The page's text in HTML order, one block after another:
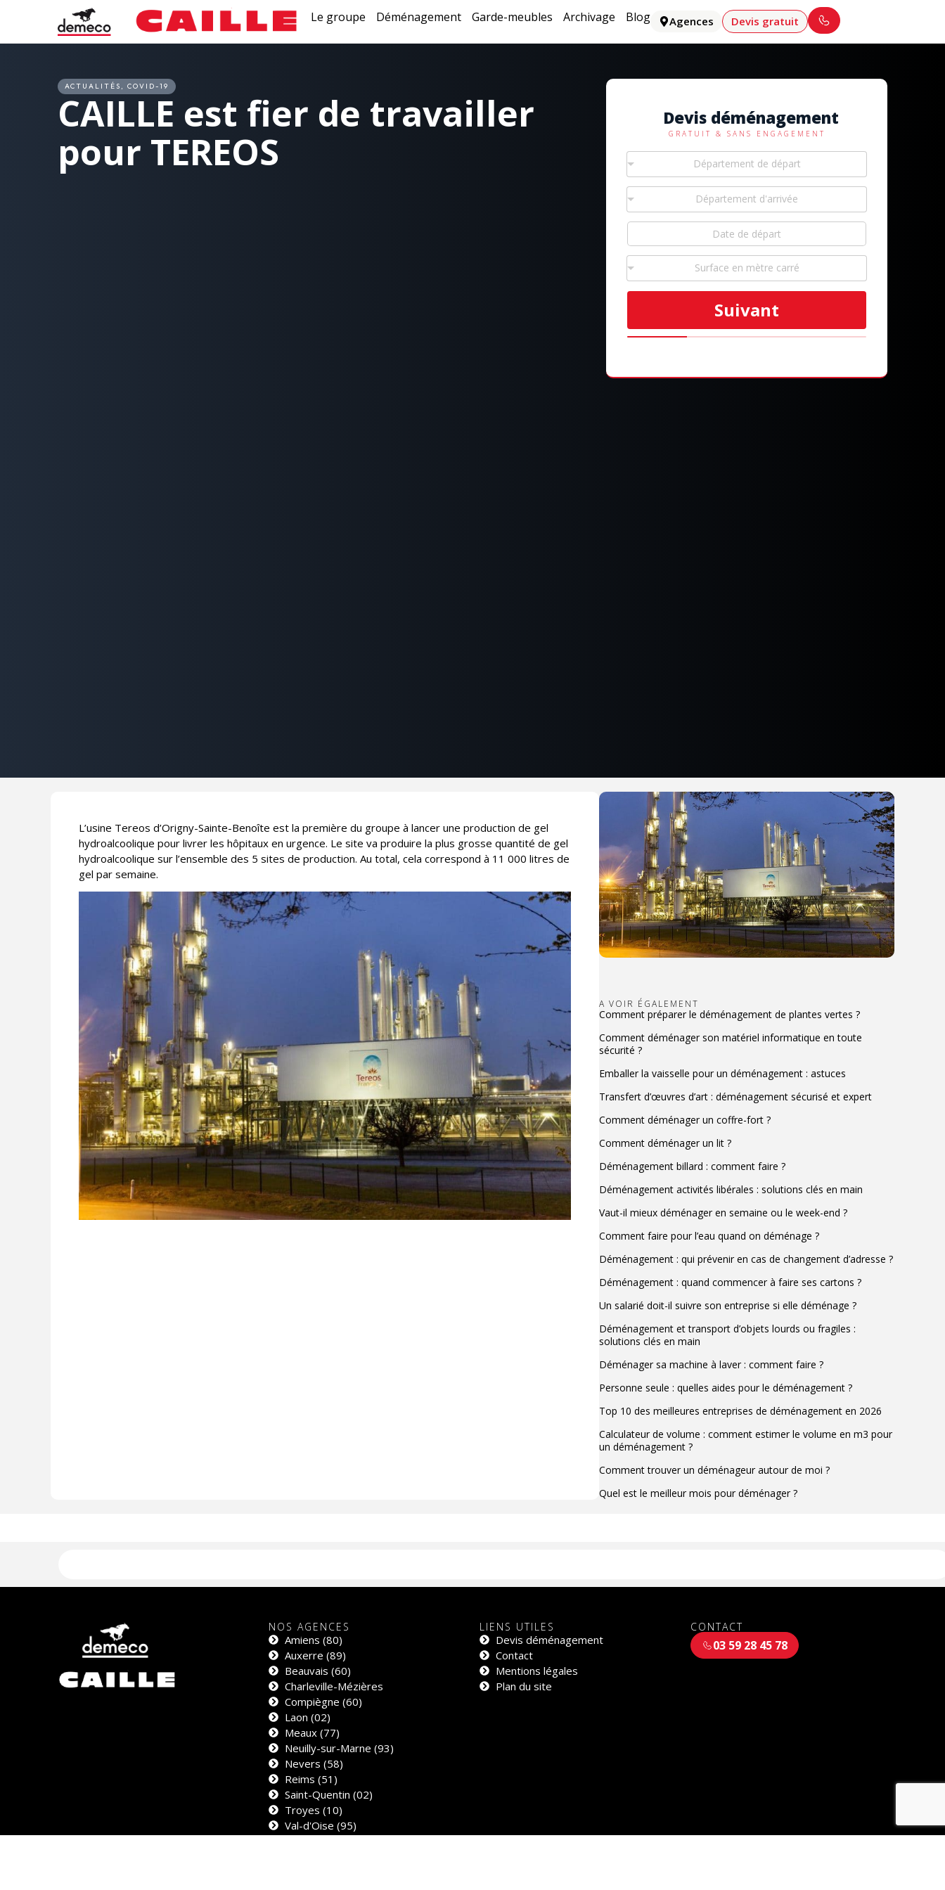
Le groupe Déménagement Garde-meubles Archivage Blog Agences Devis gratuit
ACTUALITÉS , COVID-19
CAILLE est fier de travailler
pour TEREOS
Devis déménagement
GRATUIT & SANS ENGAGEMENT
Département de départ
Département d'arrivée
Surface en mètre carré
Suivant
L’usine Tereos d’Origny-Sainte-Benoîte est la première du groupe à lancer une production de gel
hydroalcoolique pour livrer les hôpitaux en urgence. Le site va produire la plus grosse quantité de gel
hydroalcoolique sur l’ensemble des 5 sites de production. Au total, cela correspond à 11 000 litres de
gel par semaine.
A VOIR ÉGALEMENT
Comment préparer le déménagement de plantes vertes ?
Comment déménager son matériel informatique en toute
sécurité ?
Emballer la vaisselle pour un déménagement : astuces
Transfert d’œuvres d’art : déménagement sécurisé et expert
Comment déménager un coffre-fort ?
Comment déménager un lit ?
Déménagement billard : comment faire ?
Déménagement activités libérales : solutions clés en main
Vaut-il mieux déménager en semaine ou le week-end ?
Comment faire pour l’eau quand on déménage ?
Déménagement : qui prévenir en cas de changement d’adresse ?
Déménagement : quand commencer à faire ses cartons ?
Un salarié doit-il suivre son entreprise si elle déménage ?
Déménagement et transport d’objets lourds ou fragiles :
solutions clés en main
Déménager sa machine à laver : comment faire ?
Personne seule : quelles aides pour le déménagement ?
Top 10 des meilleures entreprises de déménagement en 2026
Calculateur de volume : comment estimer le volume en m3 pour
un déménagement ?
Comment trouver un déménageur autour de moi ?
Quel est le meilleur mois pour déménager ?
NOS AGENCES
Amiens (80)
Auxerre (89)
Beauvais (60)
Charleville-Mézières
Compiègne (60)
Laon (02)
Meaux (77)
Neuilly-sur-Marne (93)
Nevers (58)
Reims (51)
Saint-Quentin (02)
Troyes (10)
Val-d'Oise (95)
LIENS UTILES
Devis déménagement
Contact
Mentions légales
Plan du site
CONTACT
03 59 28 45 78